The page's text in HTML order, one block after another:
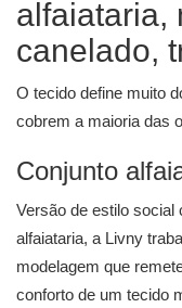
alfaiataria,
canelado,
O tecido define muito
cobrem a maioria das
Conjunto
Versão de estilo
alfaiataria, a Livny
modelagem que
conforto de um tecido